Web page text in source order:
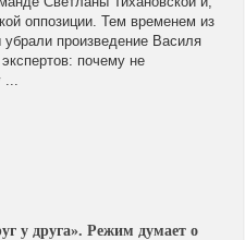
оппозиции. Тем временем из
произведение Василя
почему не
у друга». Режим думает о